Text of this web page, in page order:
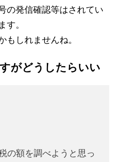
の発信確認等はされてい
す。
もしれませんね。
がどうしたらいい
の額を調べようと思っ